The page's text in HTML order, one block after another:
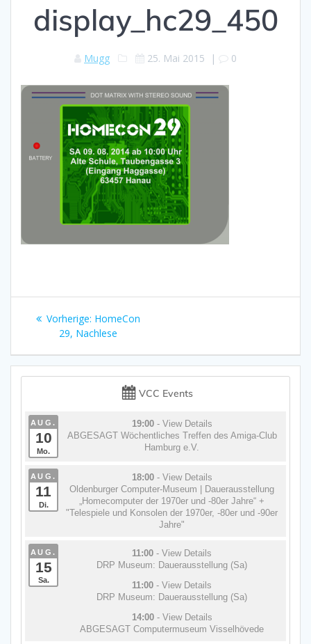
display_hc29_450
Mugg 25. Mai 2015 | 0
Beitragsnavigation
Vorherige: Vorheriger
Beitrag:
HomeCon
29, Nachlese
VCC Events
AUG.
10
Mo.
19:00 - View Details
ABGESAGT Wöchentliches Treffen des Amiga-Club
Hamburg e.V.
AUG.
11
Di.
18:00 - View Details
Oldenburger Computer-Museum | Dauerausstellung
„Homecomputer der 1970er und -80er Jahre“ +
"Telespiele und Konsolen der 1970er, -80er und -90er
Jahre"
AUG.
15
Sa.
11:00 - View Details
DRP Museum: Dauerausstellung (Sa)
11:00 - View Details
DRP Museum: Dauerausstellung (Sa)
14:00 - View Details
ABGESAGT Computermuseum Visselhövede